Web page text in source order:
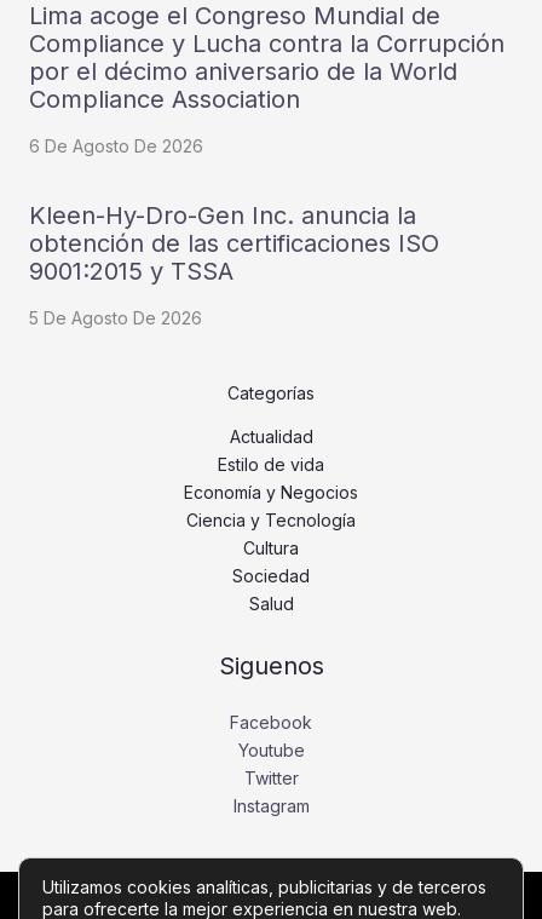
Lima acoge el Congreso Mundial de
Compliance y Lucha contra la Corrupción
por el décimo aniversario de la World
Compliance Association
6 De Agosto De 2026
Kleen-Hy-Dro-Gen Inc. anuncia la
obtención de las certificaciones ISO
9001:2015 y TSSA
5 De Agosto De 2026
Categorías
Actualidad
Estilo de vida
Economía y Negocios
Ciencia y Tecnología
Cultura
Sociedad
Salud
Siguenos
Facebook
Youtube
Twitter
Instagram
Utilizamos cookies analíticas, publicitarias y de terceros
para ofrecerte la mejor experiencia en nuestra web.